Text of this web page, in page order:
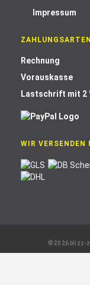
Impressum
ZAHLUNGSARTEN
Rechnung
Vorauskasse
Lastschrift mit 2
WIR VERSENDEN
© 2026 blizz-z